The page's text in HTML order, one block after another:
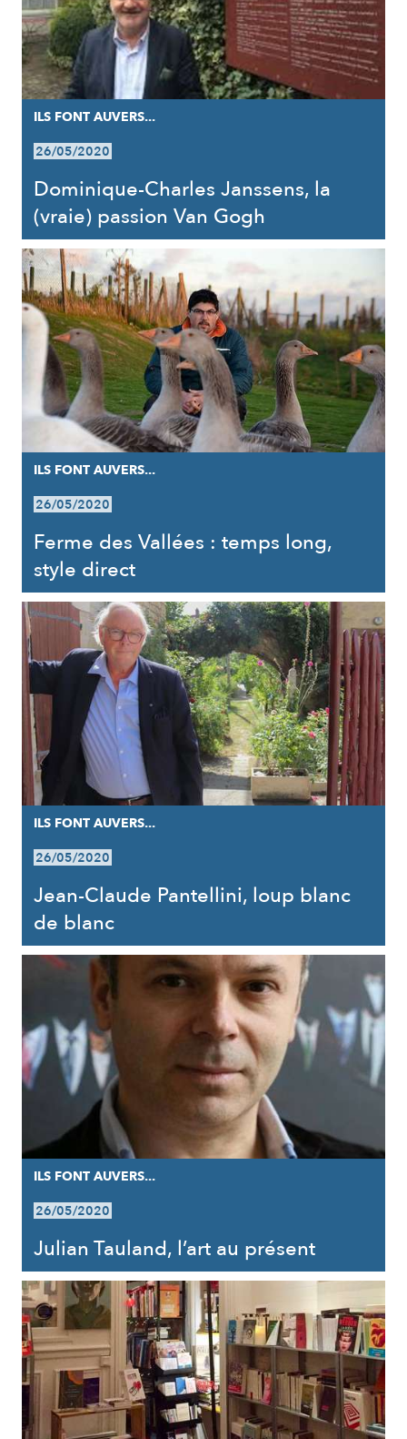
ILS FONT AUVERS...
26/05/2020
Dominique-Charles Janssens, la
(vraie) passion Van Gogh
ILS FONT AUVERS...
26/05/2020
Ferme des Vallées : temps long,
style direct
ILS FONT AUVERS...
26/05/2020
Jean-Claude Pantellini, loup blanc
de blanc
ILS FONT AUVERS...
26/05/2020
Julian Tauland, l’art au présent